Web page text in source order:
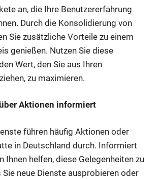
an, die Ihre Benutzererfahrung
Durch die Konsolidierung von
Sie zusätzliche Vorteile zu einem
genießen. Nutzen Sie diese
Wert, den Sie aus Ihren
zu maximieren.
Aktionen informiert
führen häufig Aktionen oder
in Deutschland durch. Informiert
Ihnen helfen, diese Gelegenheiten zu
Sie neue Dienste ausprobieren oder